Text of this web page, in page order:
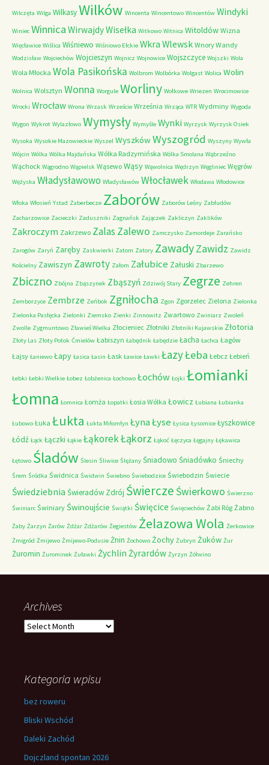
Wilczęta Wilga WilkasyWilków Wincenta Wincentowo Wincentów Windyki
Winiec Winnica WirwajdyWisełka Witkowo Witnica Witoldów Wizna
Więcławice Wiślica Wiśniewo Wiśniowo Ełckie Wkra Wlewsk Wnory Wandy
Wodzisław Wojciechów Wojcieszyn Wojnicz Wojnowice Wojszczyce Wojszki Wola
Wola Młocka Wola Pasikońska Wolbrom Wolbórka Wolgast Wolica Wolin
Wolnica Wolsztyn Wonna Worgule Worliny Wołkowe Wriezen Wrocimowice
Wrocki Wrocław Wrona Wrzask Wrzeście Września Wrząca WTR Wydminy Wygoda
Wygon Wykrot Wylazłowo Wymysły Wymyśle Wynki Wyrzysk Wyrzysk Osiek
Wysoka Wysokie Mazowieckie Wyszel WyszkówWyszogród Wyszyny Wywła
Wójcin Wólka Wólka Majdańska Wólka Radzymińska Wólka Smolana Wąbrzeźno
Wąchock Wągrodno Wąpielsk Wąsewo Wąsy Wąwolnica Wędrzyn Węgliniec Węgrów
Wężyska Władysławowo Władysławów Włocławek Włodawa Włodowice
Włoka Włosień Ystad Zaberbecze Zaborów Zaborów Leśny Zabłudów
Zacharzowice Zacieczki Zaduszniki Zagnańsk Zajączek Zakliczyn Zaklików
Zakroczym Zakrzewo ZalasZalewo Zamczysko Zamordeje Zarańsko
Zarogów Zaryń Zaręby Zaskwierki Zatom Zatory ZawadyZawidz Zawidz
Kościelny Zawiszyn Zawroty Załom Załubice Załuski Zbarzewo
Zbiczno Zbójna Zbąszynek Zbąszyń Zdziwój Stary Zegrze Zehren
Zemborzyce Zembrze Zeńbok Zgniłocha Zgon Zgorzelec Zielona Zielonka
Zielonka Pasłęcka Zielonki Ziemsko Zienki Zinnowitz Zwartowo Zwiniarz Zwoleń
Zwolle Zygmuntowo Zławieś Wielka Złocieniec Złotniki Złotniki Kujawskie Złotoria
Złoty Las Złoty Potok Ćmielów Łabiszyn Łabędnik Łabędzie Łacha Łachca Łagów
Łajsy Łaniewo Łapy Łasica Łasin Łask Ławice Ławki ŁazyŁeba Łebcz Łebień
Łebki Łebki Wielkie Łobez Łobżenica Łochowo Łochów Łojki Łomianki
Łomna Łomnica Łomża Łopatki Łosia Wólka Łowicz Łubiana Łubianka
Łubowo Łuka Łukta Łukta Miłomłyn ŁynaŁyse Łysica Łysomice Łyszkowice
Łódź Łąck Łączki Łąkie ŁąkorekŁąkorz Łąkoć Łęczyca Łęgajny Łękawica
Łętowo Śladów Ślesin Śliwice Ślężany Śniadowo Śniadówko Śniechy
Śrem Śródka Świdnica Świdwin Świebno Świebodzice Świebodzin Świecie
Świedziebnia Świeradów Zdrój Świercze Świerkowo Świerzno
Świniarc Świniary Świnoujście Świątki Święcice Święciechów Żabi Róg Żabno
Żaby Żarzyn Żarów Żdżar Żdżarów Żegiestów Żelazowa Wola Żerkowice
Żmigród Żmijewo Żmijewo-Podusie Żnin Żochowo Żochy Żubryn Żuków Żur
Żuromin Żurominek Żuławki Żychlin Żyrardów Żyrzyn Żółwino
Archives
Archives
Kategoria wpisu
bez roweru
Bliski Wschód
Daleki Zachód
Dojczland spontan 2026